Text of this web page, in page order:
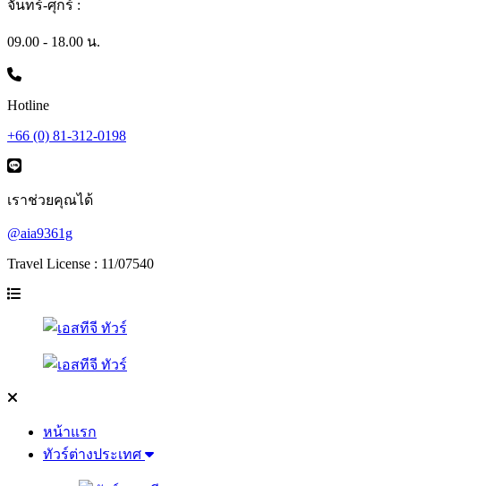
จันทร์-ศุกร์ :
09.00 - 18.00 น.
Hotline
+66 (0) 81-312-0198
เราช่วยคุณได้
@aia9361g
Travel License : 11/07540
หน้าแรก
ทัวร์ต่างประเทศ